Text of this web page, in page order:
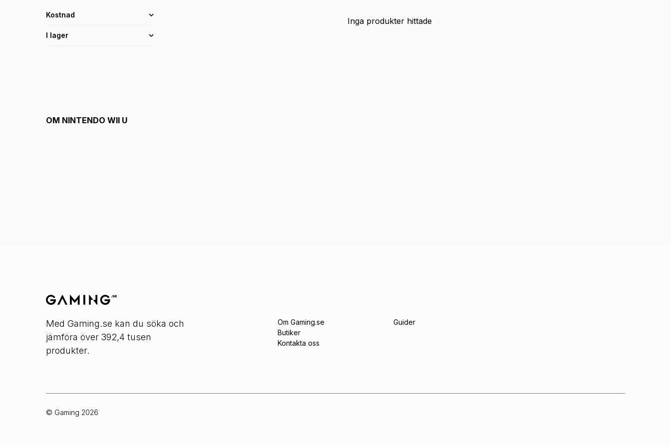
Kostnad
I lager
Inga produkter hittade
OM NINTENDO WII U
Med Gaming.se kan du söka och
jämföra över 392,4 tusen
produkter.
Om Gaming.se
Butiker
Kontakta oss
Guider
© Gaming 2026